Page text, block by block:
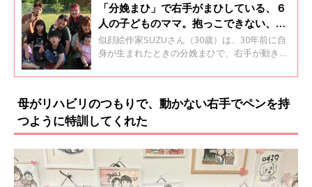
「分娩まひ」で右手がまひしている、６
人の子どものママ。抱っこできない、お
むつが替えられない、でも８人家族はと
っても幸せ【体験談】
似顔絵作家SUZUさん（30歳）は、30年前に自
身が生まれたときの分娩まひで、右手が動きま
が、子どもの安全を守るため、４人目以降は帝
少し頑張ればよかったかもしれない」という思
いに悩まされたそうです。子育てに忙しい日々
についても聞きました。
母がリハビリのつもりで、動かない右手でペンを持
つように特訓してくれた